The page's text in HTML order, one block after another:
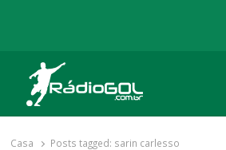
Rádio Gol
Há mais de 20 anos com as melhores
Casa Posts tagged: sarin carlesso